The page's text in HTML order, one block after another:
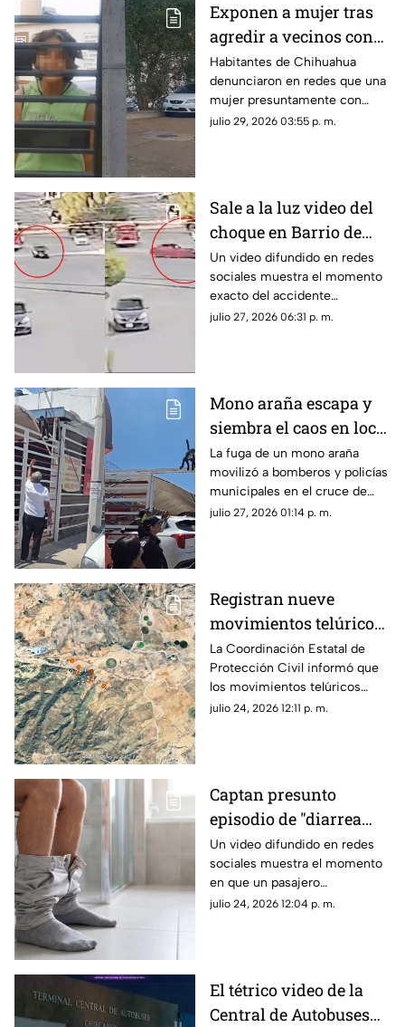
Exponen a mujer tras
agredir a vecinos con
cuchillos en
Chihuahua; revelan
presunta condición
Habitantes de Chihuahua
denunciaron en redes que una
mujer presuntamente con
problemas de salud mental
julio 29, 2026 03:55 p. m.
Sale a la luz video del
choque en Barrio de
Londres donde murió
una mujer | VIDEO
Un video difundido en redes
sociales muestra el momento
exacto del accidente
registrado en la colonia Barrio
julio 27, 2026 06:31 p. m.
Mono araña escapa y
siembra el caos en local
de barbacoa en
Chihuahua | VIDEO
La fuga de un mono araña
movilizó a bomberos y policías
municipales en el cruce de
Ortiz Mena y Ahuehuete en
julio 27, 2026 01:14 p. m.
Registran nueve
movimientos telúricos
al sur de Chihuahua;
Protección Civil da
detalles
La Coordinación Estatal de
Protección Civil informó que
los movimientos telúricos
ocurrieron entre la noche del
julio 24, 2026 12:11 p. m.
Captan presunto
episodio de "diarrea
explosiva" en
transporte público;
video se viraliza
Un video difundido en redes
sociales muestra el momento
en que un pasajero
aparentemente sufrió un
julio 24, 2026 12:04 p. m.
El tétrico video de la
Central de Autobuses